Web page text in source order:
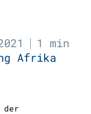
1 min
Afrika
der